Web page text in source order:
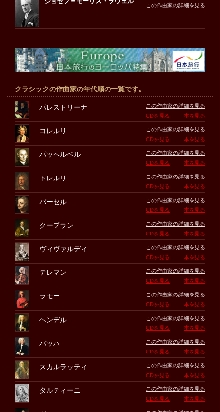
この作曲家の詳細を見る
クラシックの作曲家の年代順の一覧です。
パレストリーナ
この作曲家の詳細を見る
CDを見る
本を見る
コレルリ
この作曲家の詳細を見る
CDを見る
本を見る
パッヘルベル
この作曲家の詳細を見る
CDを見る
本を見る
トレルリ
この作曲家の詳細を見る
CDを見る
本を見る
パーセル
この作曲家の詳細を見る
CDを見る
本を見る
クープラン
この作曲家の詳細を見る
CDを見る
本を見る
ヴィヴァルディ
この作曲家の詳細を見る
CDを見る
本を見る
テレマン
この作曲家の詳細を見る
CDを見る
本を見る
ラモー
この作曲家の詳細を見る
CDを見る
本を見る
ヘンデル
この作曲家の詳細を見る
CDを見る
本を見る
バッハ
この作曲家の詳細を見る
CDを見る
本を見る
スカルラッティ
この作曲家の詳細を見る
CDを見る
本を見る
タルティーニ
この作曲家の詳細を見る
CDを見る
本を見る